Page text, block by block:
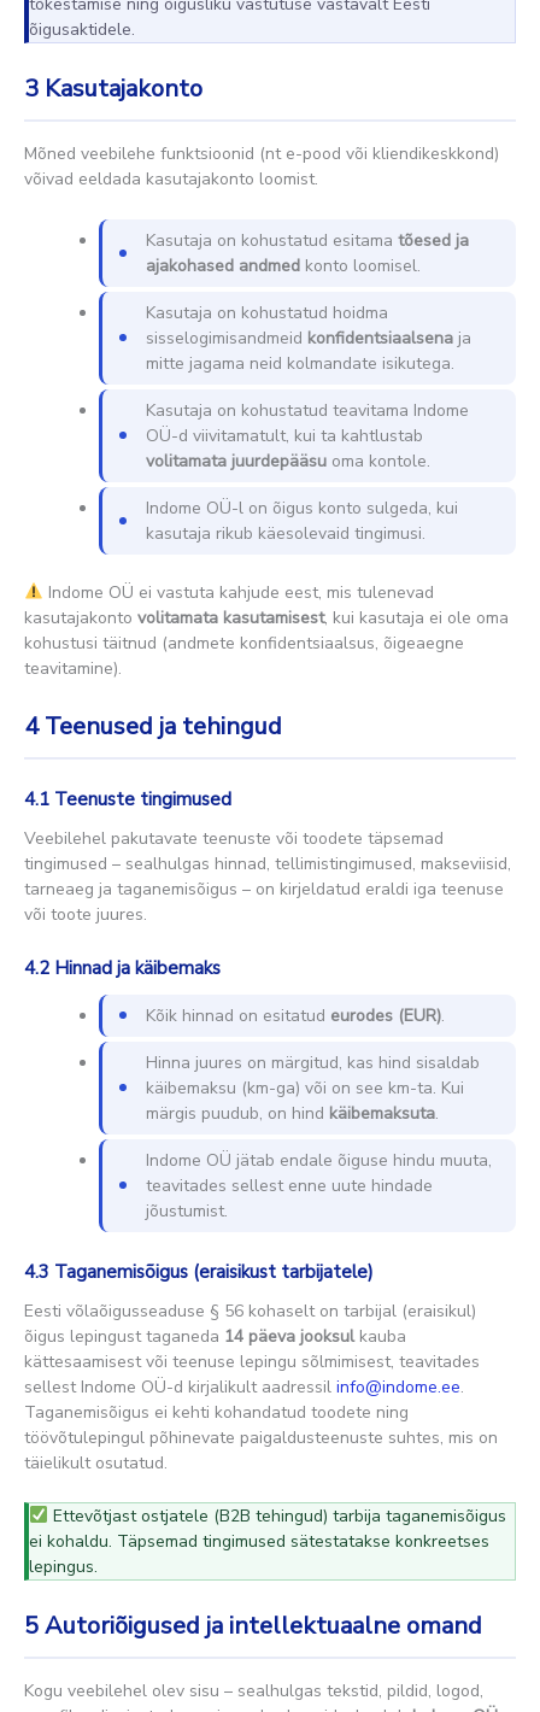
õigusaktidele.
3 Kasutajakonto
Mõned veebilehe funktsioonid (nt e-pood või kliendikeskkond)
võivad eeldada kasutajakonto loomist.
Kasutaja on kohustatud esitama tõesed ja
ajakohased andmed konto loomisel.
Kasutaja on kohustatud hoidma
sisselogimisandmeid konfidentsiaalsena ja
mitte jagama neid kolmandate isikutega.
Kasutaja on kohustatud teavitama Indome
OÜ-d viivitamatult, kui ta kahtlustab
volitamata juurdepääsu oma kontole.
Indome OÜ-l on õigus konto sulgeda, kui
kasutaja rikub käesolevaid tingimusi.
Indome OÜ ei vastuta kahjude eest, mis tulenevad
kasutajakonto volitamata kasutamisest, kui kasutaja ei ole oma
kohustusi täitnud (andmete konfidentsiaalsus, õigeaegne
teavitamine).
4Teenused ja tehingud
4.1 Teenuste tingimused
Veebilehel pakutavate teenuste või toodete täpsemad
tingimused – sealhulgas hinnad, tellimistingimused, makseviisid,
tarneaeg ja taganemisõigus – on kirjeldatud eraldi iga teenuse
või toote juures.
4.2 Hinnad ja käibemaks
Kõik hinnad on esitatud eurodes (EUR).
Hinna juures on märgitud, kas hind sisaldab
käibemaksu (km-ga) või on see km-ta. Kui
märgis puudub, on hind käibemaksuta.
Indome OÜ jätab endale õiguse hindu muuta,
teavitades sellest enne uute hindade
jõustumist.
4.3 Taganemisõigus (eraisikust tarbijatele)
Eesti võlaõigusseaduse § 56 kohaselt on tarbijal (eraisikul)
õigus lepingust taganeda 14 päeva jooksulkauba
kättesaamisest või teenuse lepingu sõlmimisest, teavitades
sellest Indome OÜ-d kirjalikult aadressil info@indome.ee.
Taganemisõigus ei kehti kohandatud toodete ning
töövõtulepingul põhinevate paigaldusteenuste suhtes, mis on
täielikult osutatud.
Ettevõtjast ostjatele (B2B tehingud) tarbija taganemisõigus
ei kohaldu. Täpsemad tingimused sätestatakse konkreetses
lepingus.
5Autoriõigused ja intellektuaalne omand
Kogu veebilehel olev sisu – sealhulgas tekstid, pildid, logod,